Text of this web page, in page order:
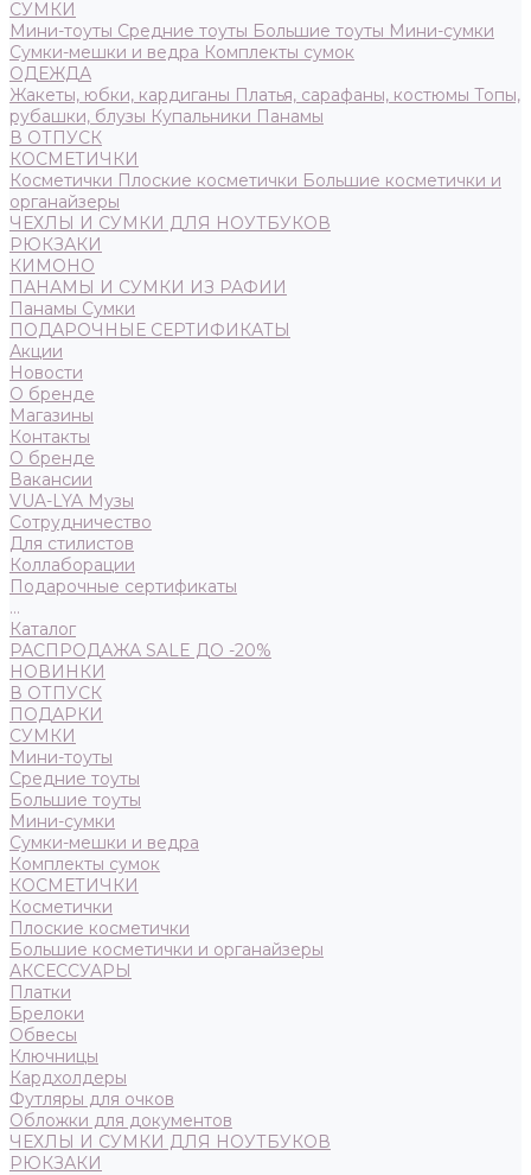
СУМКИ
Мини-тоуты Средние тоуты Большие тоуты Мини-сумки
Сумки-мешки и ведра Комплекты сумок
ОДЕЖДА
Жакеты, юбки, кардиганы Платья, сарафаны, костюмы Топы,
рубашки, блузы Купальники Панамы
В ОТПУСК
КОСМЕТИЧКИ
Косметички Плоские косметички Большие косметички и
органайзеры
ЧЕХЛЫ И СУМКИ ДЛЯ НОУТБУКОВ
РЮКЗАКИ
КИМОНО
ПАНАМЫ И СУМКИ ИЗ РАФИИ
Панамы Сумки
ПОДАРОЧНЫЕ СЕРТИФИКАТЫ
Акции
Новости
О бренде
Магазины
Контакты
О бренде
Вакансии
VUA-LYA Музы
Сотрудничество
Для стилистов
Коллаборации
Подарочные сертификаты
...
Каталог
РАСПРОДАЖА SALE ДО -20%
НОВИНКИ
В ОТПУСК
ПОДАРКИ
СУМКИ
Мини-тоуты
Средние тоуты
Большие тоуты
Мини-сумки
Сумки-мешки и ведра
Комплекты сумок
КОСМЕТИЧКИ
Косметички
Плоские косметички
Большие косметички и органайзеры
АКСЕССУАРЫ
Платки
Брелоки
Обвесы
Ключницы
Кардхолдеры
Футляры для очков
Обложки для документов
ЧЕХЛЫ И СУМКИ ДЛЯ НОУТБУКОВ
РЮКЗАКИ